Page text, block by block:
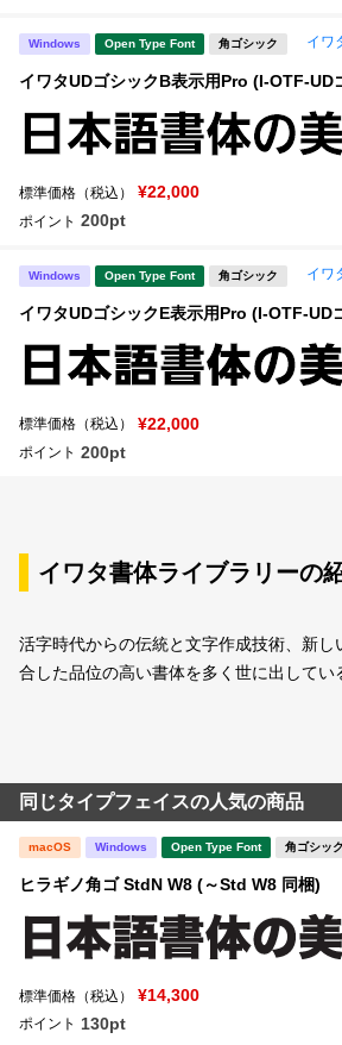
Windows Open Type Font 角ゴシック イワ
イワタUDゴシックB表示用Pro (I-OTF-UD
標準価格（税込） ¥22,000
ポイント 200pt
Windows Open Type Font 角ゴシック イワ
イワタUDゴシックE表示用Pro (I-OTF-UD
標準価格（税込） ¥22,000
ポイント 200pt
イワタ書体ライブラリーの
活字時代からの伝統と文字作成技術、新し
合した品位の高い書体を多く世に出してい
同じタイプフェイスの人気の商品
macOS Windows Open Type Font 角ゴシック
ヒラギノ角ゴ StdN W8 (～Std W8 同梱)
標準価格（税込） ¥14,300
ポイント 130pt